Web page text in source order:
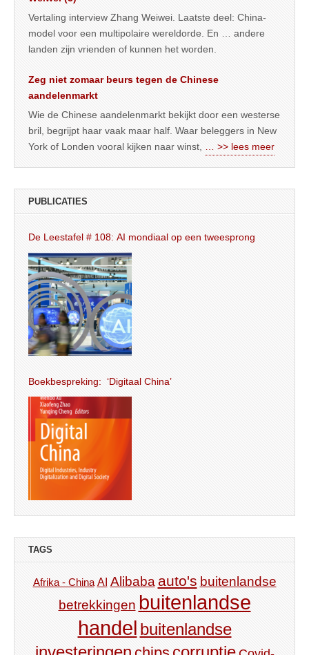
Vertaling interview Zhang Weiwei. Laatste deel: China-
model voor een multipolaire wereldorde. En … andere
landen zijn vrienden of kunnen het worden.
Zeg niet zomaar beurs tegen de Chinese
aandelenmarkt
Wie de Chinese aandelenmarkt bekijkt door een westerse
bril, begrijpt haar vaak maar half. Waar beleggers in New
York of Londen vooral kijken naar winst,
… >> lees meer
PUBLICATIES
De Leestafel # 108: AI mondiaal op een tweesprong
Boekbespreking: ‘Digitaal China’
TAGS
Afrika - China AI Alibaba auto's buitenlandse
betrekkingen buitenlandse
handel buitenlandse